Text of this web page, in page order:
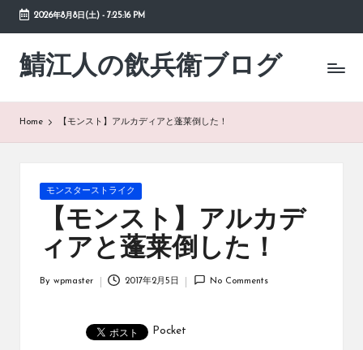
Skip
content
2026年8月8日(土)- 7:25:16 PM
鯖江人の飲兵衛ブログ
日々
の
Home 【モンスト】アルカディアと蓬莱倒した！
Posted
モンスターストライク
【モンスト】アルカデ
ィアと蓬莱倒した！
By wpmaster 2017年2月5日 No Comments
Pocket